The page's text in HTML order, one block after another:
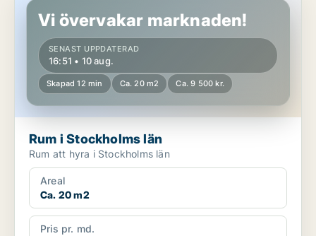
Vi övervakar marknaden!
SENAST UPPDATERAD
16:51 • 10 aug.
Skapad 12 min Ca. 20 m2 Ca. 9 500 kr.
Rum i Stockholms län
Rum att hyra i Stockholms län
Areal
Ca. 20 m2
Pris pr. md.